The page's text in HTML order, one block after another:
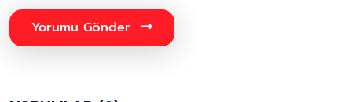
Yorumu Gönder